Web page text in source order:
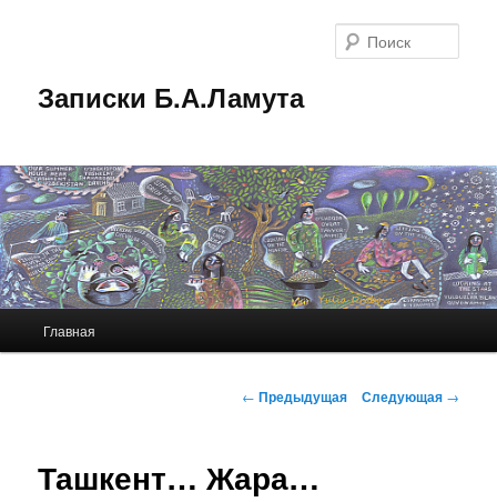
Записки Б.А.Ламута
Главная
Навигация
← Предыдущая Следующая →
Ташкент… Жара…